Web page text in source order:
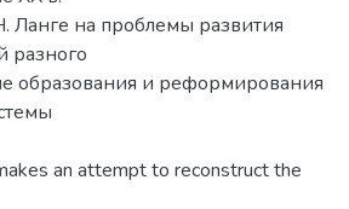
Ланге на проблемы развития
разного
образования и реформирования
an attempt to reconstruct the